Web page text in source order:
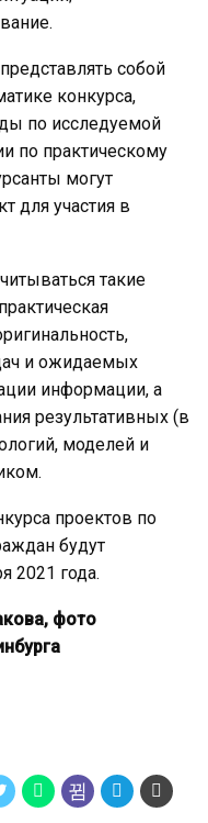
собой
конкурса,
по исследуемой
по практическому
могут
для участия в
такие
и ожидаемых
информации, а
результативных (в
моделей и
проектов по
будут
2021 года.
фото